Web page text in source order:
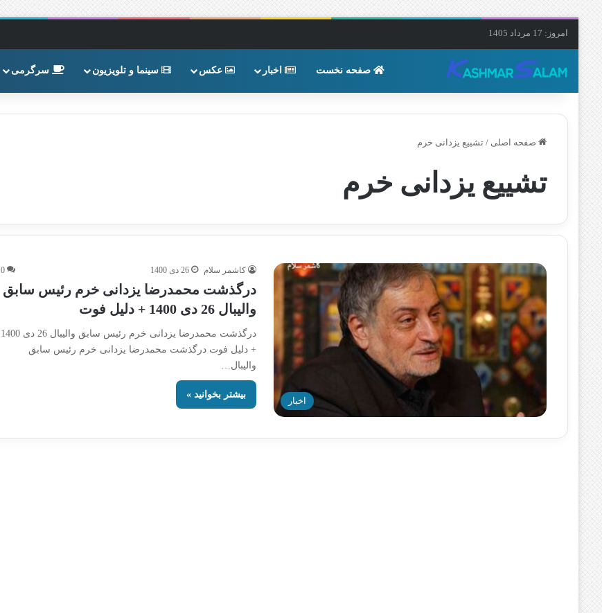
امروز: 17 مرداد 1405
صفحه نخست اخبار عکس سینما و تلویزیون سرگرمی
صفحه اصلی / تشییع یزدانی خرم
تشییع یزدانی خرم
اخبار
کاشمر سلام 26 دی 1400 0
درگذشت محمدرضا یزدانی خرم رئیس سابق
والیبال 26 دی 1400 + دلیل فوت
درگذشت محمدرضا یزدانی خرم رئیس سابق والیبال 26 دی 1400
+ دلیل فوت درگذشت محمدرضا یزدانی خرم رئیس سابق
والیبال…
بیشتر بخوانید »